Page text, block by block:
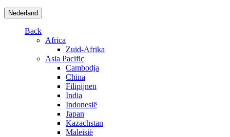
Nederland
Back
Africa
Zuid-Afrika
Asia Pacific
Cambodja
China
Filipijnen
India
Indonesië
Japan
Kazachstan
Maleisië